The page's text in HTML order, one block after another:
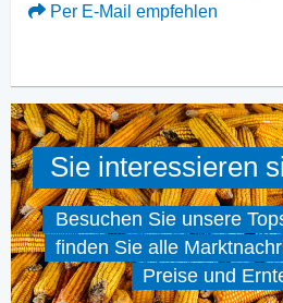
Per E-Mail empfehlen
Sie interessieren
Besuchen Sie unsere
finden Sie alle
Preise und